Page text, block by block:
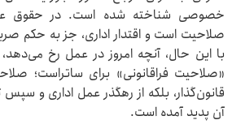
خصوصی شناخته شده است. در حقوق
صلاحیت است و اقتدار اداری، جز به حکم
با این حال، آنچه امروز در عمل رخ
«صلاحیت فراقانونی» برای ساتراست؛
قانون‌گذار، بلکه از رهگذر عمل اداری و
آن پدید آمده است.